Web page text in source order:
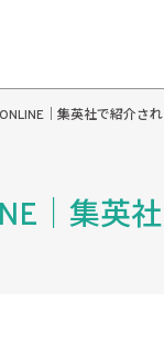
｜集英
｜集英社で紹介さ